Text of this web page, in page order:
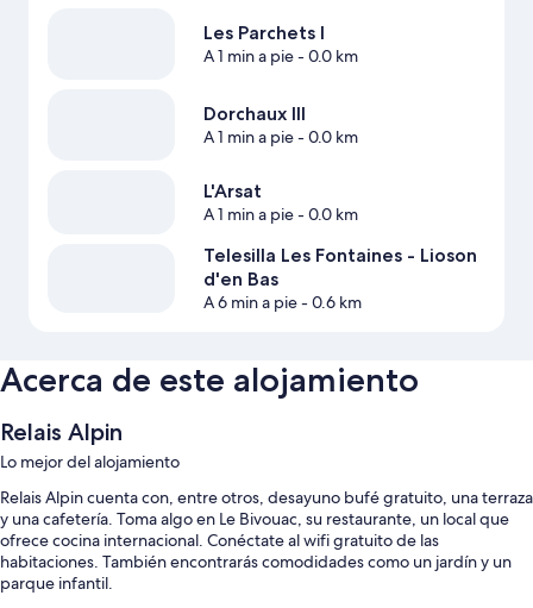
Les Parchets I
A 1 min a pie- 0.0 km
Dorchaux III
A 1 min a pie- 0.0 km
L'Arsat
A 1 min a pie- 0.0 km
Telesilla Les Fontaines - Lioson
d'en Bas
A 6 min a pie- 0.6 km
Acerca de este alojamiento
Relais Alpin
Lo mejor del alojamiento
Relais Alpin cuenta con, entre otros, desayuno bufé gratuito, una terraza
y una cafetería. Toma algo en Le Bivouac, su restaurante, un local que
ofrece cocina internacional. Conéctate al wifi gratuito de las
habitaciones. También encontrarás comodidades como un jardín y un
parque infantil.